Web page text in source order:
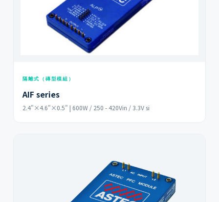
隔離式（磚型模組）
AIF series
2.4"×4.6"×0.5" | 600W / 250 - 420Vin / 3.3V si